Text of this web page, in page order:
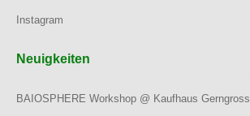
Instagram
Neuigkeiten
BAIOSPHERE Workshop @ Kaufhaus Gerngross